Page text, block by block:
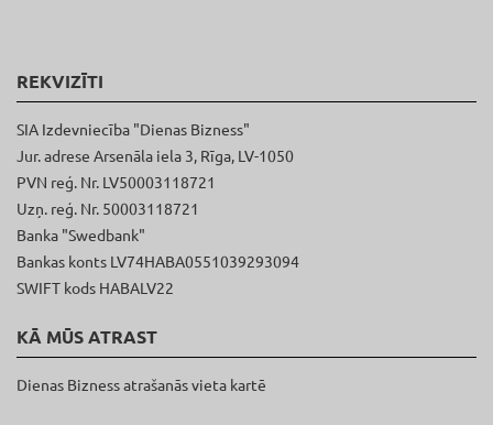
REKVIZĪTI
SIA Izdevniecība "Dienas Bizness"
Jur. adrese Arsenāla iela 3, Rīga, LV-1050
PVN reģ. Nr. LV50003118721
Uzņ. reģ. Nr. 50003118721
Banka "Swedbank"
Bankas konts LV74HABA0551039293094
SWIFT kods HABALV22
KĀ MŪS ATRAST
Dienas Bizness atrašanās vieta kartē